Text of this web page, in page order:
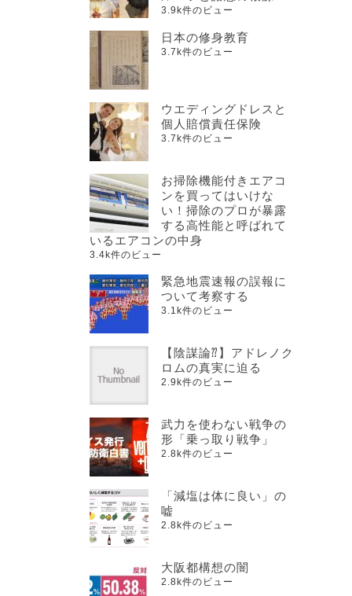
3.9k件のビュー
日本の修身教育
3.7k件のビュー
ウエディングドレスと
個人賠償責任保険
3.7k件のビュー
お掃除機能付きエアコ
ンを買ってはいけな
い！掃除のプロが暴露
する高性能と呼ばれて
いるエアコンの中身
3.4k件のビュー
緊急地震速報の誤報に
ついて考察する
3.1k件のビュー
【陰謀論⁇】アドレノク
ロムの真実に迫る
2.9k件のビュー
武力を使わない戦争の
形「乗っ取り戦争」
2.8k件のビュー
「減塩は体に良い」の
嘘
2.8k件のビュー
大阪都構想の闇
2.8k件のビュー